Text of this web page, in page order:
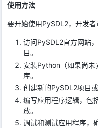
使用方法
要开始使用PySDL2，开发者
访问PySDL2官方网站
目。
安装Python（如果尚
库。
创建新的PySDL2项目
编写应用程序逻辑，包
放。
调试和测试应用程序，